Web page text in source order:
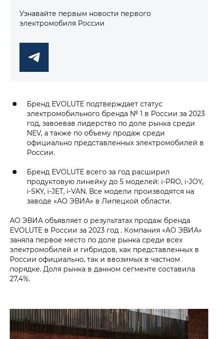
Узнавайте первым новости первого
электромобиля России
Бренд EVOLUTE подтверждает статус
электромобильного бренда № 1 в России за 2023
год, завоевав лидерство по доле рынка среди
NEV, а также по объему продаж среди
официально представленных электромобилей в
России.
Бренд EVOLUTE всего за год расширил
продуктовую линейку до 5 моделей: i‑PRO, i‑JOY,
i‑SKY, i‑JET, i‑VAN. Все модели производятся на
заводе «АО ЭВИА» в Липецкой области.
АО ЭВИА объявляет о результатах продаж бренда
EVOLUTE в России за 2023 год . Компания «АО ЭВИА»
заняла первое место по доле рынка среди всех
электромобилей и гибридов, как представленных в
России официально, так и ввозимых в частном
порядке. Доля рынка в данном сегменте составила
27,4%.